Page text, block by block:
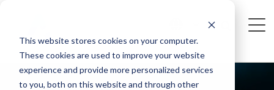
This website stores cookies on your computer.
These cookies are used to improve your website
experience and provide more personalized services
to you, both on this website and through other